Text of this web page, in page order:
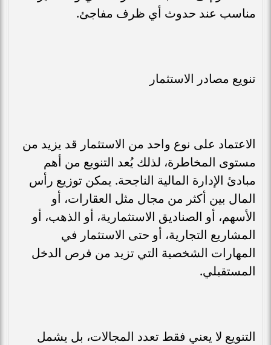
مناسب عند حدوث أي ظرف مفاجئ.
تنويع مصادر الاستثمار
الاعتماد على نوع واحد من الاستثمار قد يزيد من
مستوى المخاطرة، لذلك يُعد التنويع من أهم
مبادئ الإدارة المالية الناجحة. يمكن توزيع رأس
المال بين أكثر من مجال مثل العقارات، أو
الأسهم، أو الصناديق الاستثمارية، أو الذهب، أو
المشاريع التجارية، أو حتى الاستثمار في
المهارات الشخصية التي تزيد من فرص الدخل
المستقبلي.
التنويع لا يعني فقط تعدد المجالات، بل يشمل